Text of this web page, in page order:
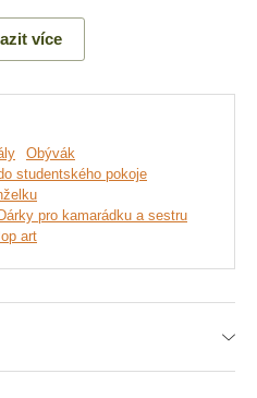
Spojuje důstojnost klasického
více
Obývák
studentského pokoje
pro kamarádku a sestru
art